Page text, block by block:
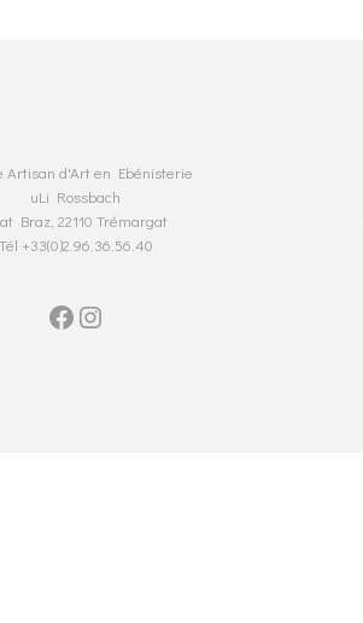
Artisan d'Art en Ebénisterie
uLi Rossbach
Braz, 22110 Trémargat
Tél +33(0)2.96.36.56.40
Facebook
Instagram